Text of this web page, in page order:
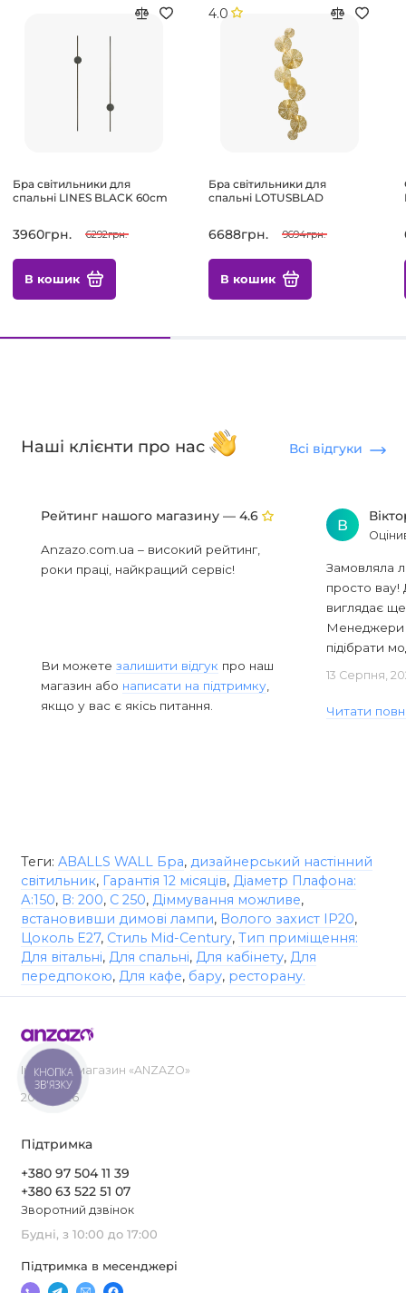
Бра світильники для
спальні LINES BLACK 60cm
3960грн. 6292грн.
В кошик
4.0
Бра світильники для
спальні LOTUSBLAD
6688грн. 9694грн.
В кошик
Наші клієнти про нас Всі відгуки
Рейтинг нашого магазину — 4.6
Anzazo.com.ua – високий рейтинг,
роки праці, найкращий сервіс!
Ви можете залишити відгук про наш
магазин або написати на підтримку
якщо у вас є якісь питання.
В
Замовляла
просто вау!
виглядає
Менеджери
підібрати
13 Серпня,
Читати
Теги: ABALLS WALL Бра, дизайнерський настінний
світильник, Гарантія 12 місяців, Діаметр Плафона:
А:150, B: 200, С 250, Діммування можливе,
встановивши димові лампи, Волого захист IP20,
Цоколь E27, Стиль Mid-Century, Тип приміщення:
Для вітальні, Для спальні, Для кабінету, Для
передпокою, Для кафе, бару, ресторану.
Інтернет-магазин «ANZAZO»
2019-2026
Підтримка
+380 97 504 11 39
+380 63 522 51 07
Зворотний дзвінок
Будні, з 10:00 до 17:00
Підтримка в месенджері
КНОПКА
ЗВ'ЯЗКУ